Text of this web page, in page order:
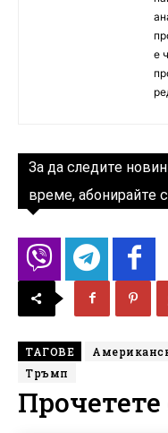
е
За да следите
време, абонирайте
ТАГОВЕ
Тръмп